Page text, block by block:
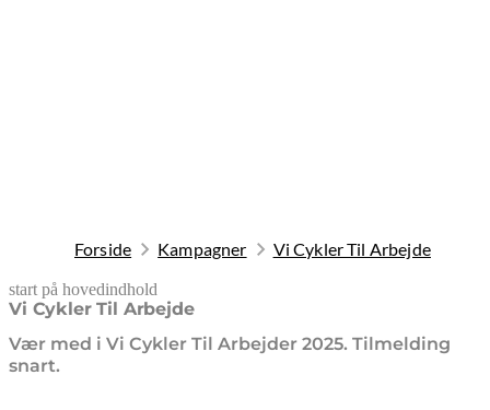
Forside Kampagner Vi Cykler Til Arbejde
start på hovedindhold
Vi Cykler Til Arbejde
Vær med i Vi Cykler Til Arbejder 2025. Tilmelding
snart.
senest opdateret 9. februar 2026